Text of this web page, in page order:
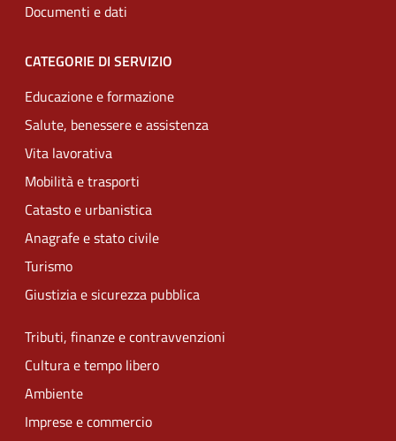
Documenti e dati
CATEGORIE DI SERVIZIO
Educazione e formazione
Salute, benessere e assistenza
Vita lavorativa
Mobilità e trasporti
Catasto e urbanistica
Anagrafe e stato civile
Turismo
Giustizia e sicurezza pubblica
Tributi, finanze e contravvenzioni
Cultura e tempo libero
Ambiente
Imprese e commercio